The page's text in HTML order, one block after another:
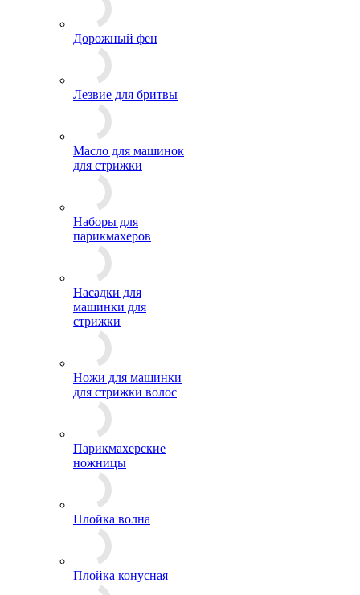
Дорожный фен
Лезвие для бритвы
Масло для машинок
для стрижки
Наборы для
парикмахеров
Насадки для
машинки для
стрижки
Ножи для машинки
для стрижки волос
Парикмахерские
ножницы
Плойка волна
Плойка конусная